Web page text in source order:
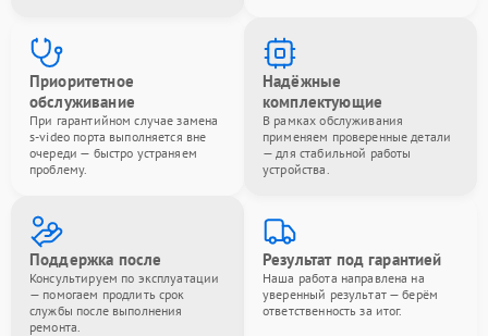
Приоритетное
обслуживание
При гарантийном случае замена
s-video порта выполняется вне
очереди — быстро устраняем
проблему.
Надёжные
комплектующие
В рамках обслуживания
применяем проверенные детали
— для стабильной работы
устройства.
Поддержка после
Консультируем по эксплуатации
— помогаем продлить срок
службы после выполнения
ремонта.
Результат под гарантией
Наша работа направлена на
уверенный результат — берём
ответственность за итог.